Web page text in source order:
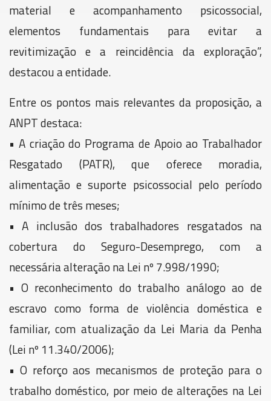
material e acompanhamento psicossocial,
elementos fundamentais para evitar a
revitimização e a reincidência da exploração”,
destacou a entidade.
Entre os pontos mais relevantes da proposição, a
ANPT destaca:
• A criação do Programa de Apoio ao Trabalhador
Resgatado (PATR), que oferece moradia,
alimentação e suporte psicossocial pelo período
mínimo de três meses;
• A inclusão dos trabalhadores resgatados na
cobertura do Seguro-Desemprego, com a
necessária alteração na Lei nº 7.998/1990;
• O reconhecimento do trabalho análogo ao de
escravo como forma de violência doméstica e
familiar, com atualização da Lei Maria da Penha
(Lei nº 11.340/2006);
• O reforço aos mecanismos de proteção para o
trabalho doméstico, por meio de alterações na Lei